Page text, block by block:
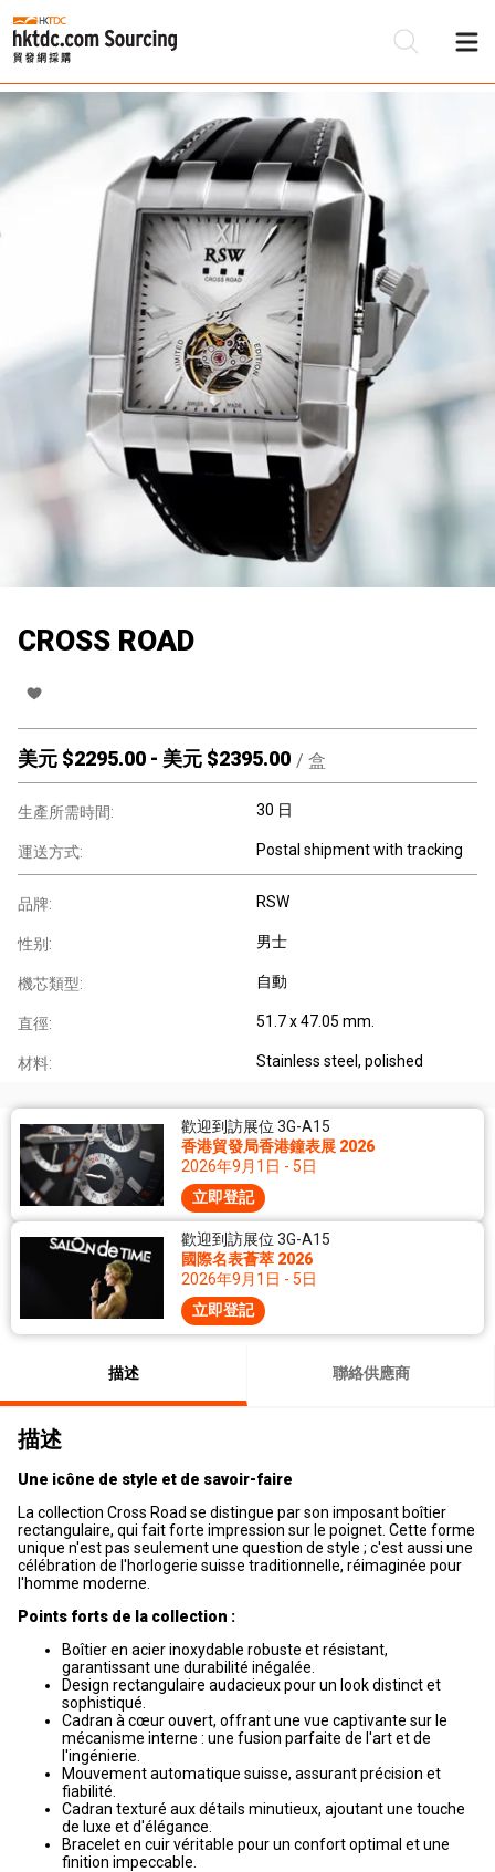
CROSS ROAD
美元 $2295.00 - 美元 $2395.00 / 盒
生產所需時間: 30 日
運送方式: Postal shipment with tracking
品牌: RSW
性别: 男士
機芯類型: 自動
直徑: 51.7 x 47.05 mm.
材料: Stainless steel, polished
歡迎到訪展位 3G-A15
香港貿發局香港鐘表展 2026
2026年9月1日 - 5日
立即登記
歡迎到訪展位 3G-A15
國際名表薈萃 2026
2026年9月1日 - 5日
立即登記
描述 聯絡供應商
描述
Une icône de style et de savoir-faire
La collection Cross Road se distingue par son imposant boîtier
rectangulaire, qui fait forte impression sur le poignet. Cette forme
unique n'est pas seulement une question de style ; c'est aussi une
célébration de l'horlogerie suisse traditionnelle, réimaginée pour
l'homme moderne.
Points forts de la collection :
Boîtier en acier inoxydable robuste et résistant,
garantissant une durabilité inégalée.
Design rectangulaire audacieux pour un look distinct et
sophistiqué.
Cadran à cœur ouvert, offrant une vue captivante sur le
mécanisme interne : une fusion parfaite de l'art et de
l'ingénierie.
Mouvement automatique suisse, assurant précision et
fiabilité.
Cadran texturé aux détails minutieux, ajoutant une touche
de luxe et d'élégance.
Bracelet en cuir véritable pour un confort optimal et une
finition impeccable.